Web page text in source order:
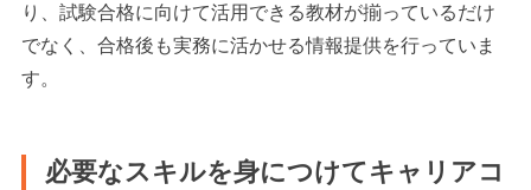
り、試験合格に向けて活用できる教材が揃っているだけ
でなく、合格後も実務に活かせる情報提供を行っていま
す。
必要なスキルを身につけてキャリアコ